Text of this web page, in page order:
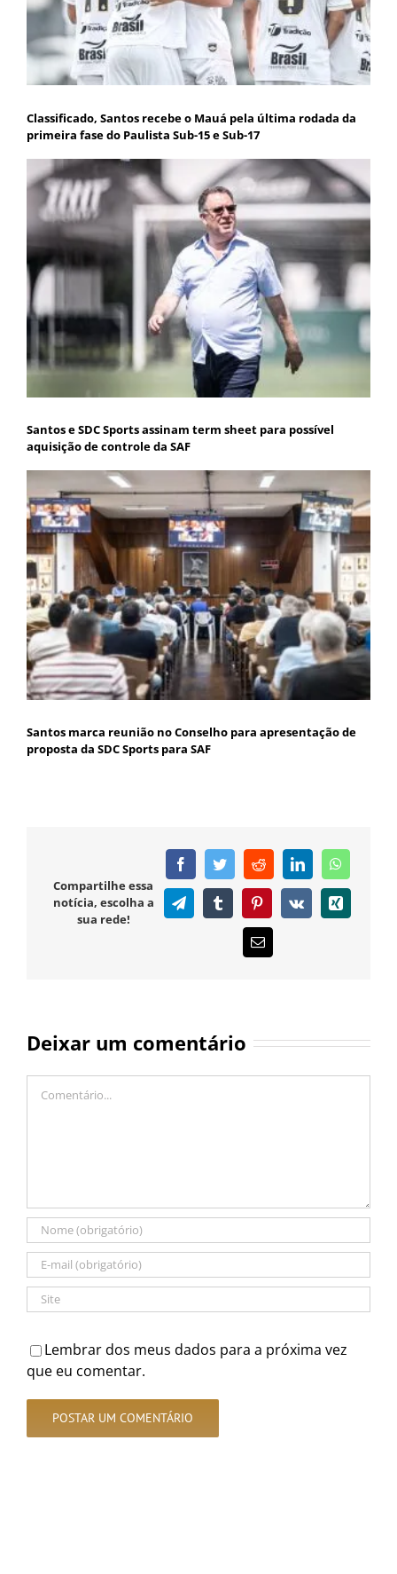
Classificado, Santos recebe o Mauá pela última rodada da
primeira fase do Paulista Sub-15 e Sub-17
Santos e SDC Sports assinam term sheet para possível
aquisição de controle da SAF
Santos marca reunião no Conselho para apresentação de
proposta da SDC Sports para SAF
Compartilhe essa
notícia, escolha a
sua rede!
FacebookTwitterRedditLinkedIn
TelegramTumblr PinterestVk Xing
E-
mail
Deixar um comentário
Lembrar dos meus dados para a próxima vez
que eu comentar.